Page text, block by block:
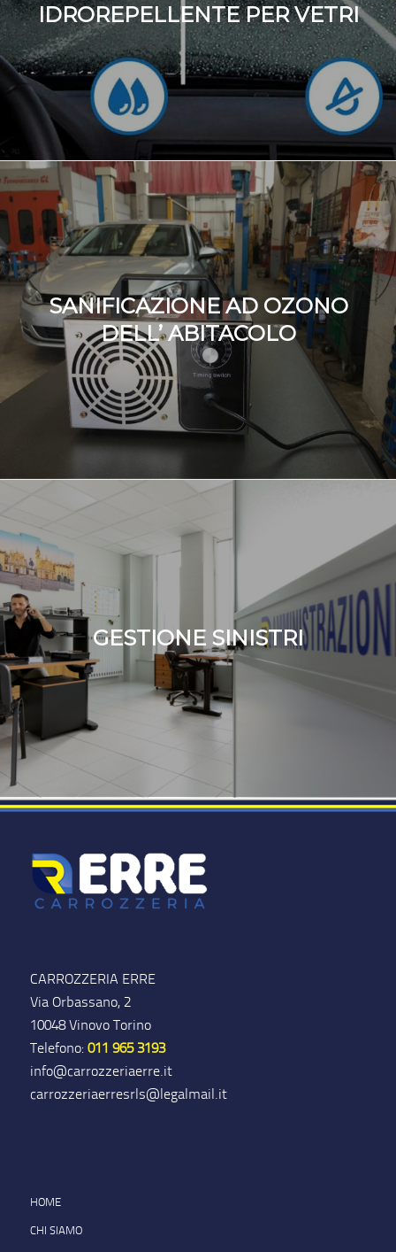
IDROREPELLENTE PER VETRI
SANIFICAZIONE AD OZONO
DELL’ ABITACOLO
GESTIONE SINISTRI
CARROZZERIA ERRE
Via Orbassano, 2
10048 Vinovo Torino
Telefono: 011 965 3193
info@carrozzeriaerre.it
carrozzeriaerresrls@legalmail.it
HOME
CHI SIAMO